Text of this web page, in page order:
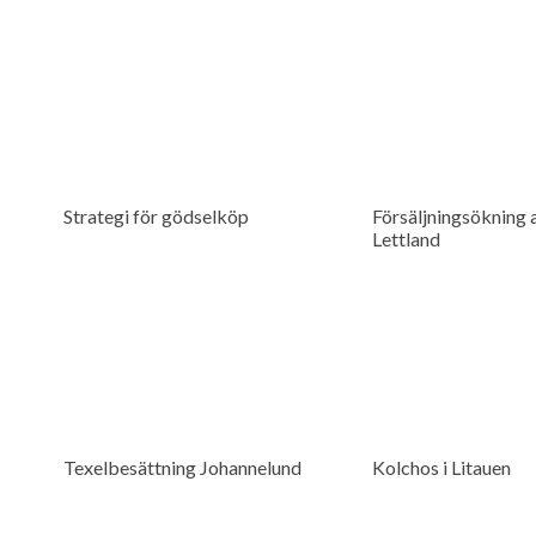
Strategi för gödselköp
Försäljningsökning
Lettland
Texelbesättning Johannelund Kolchos i Litauen